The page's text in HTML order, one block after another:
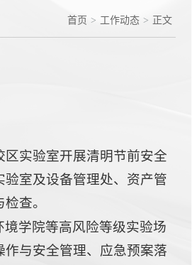
首页 > 工作动态 > 正文
实验室开展清明节前安全
室及设备管理处、资产管
查。
学院等高风险等级实验场
与安全管理、应急预案落